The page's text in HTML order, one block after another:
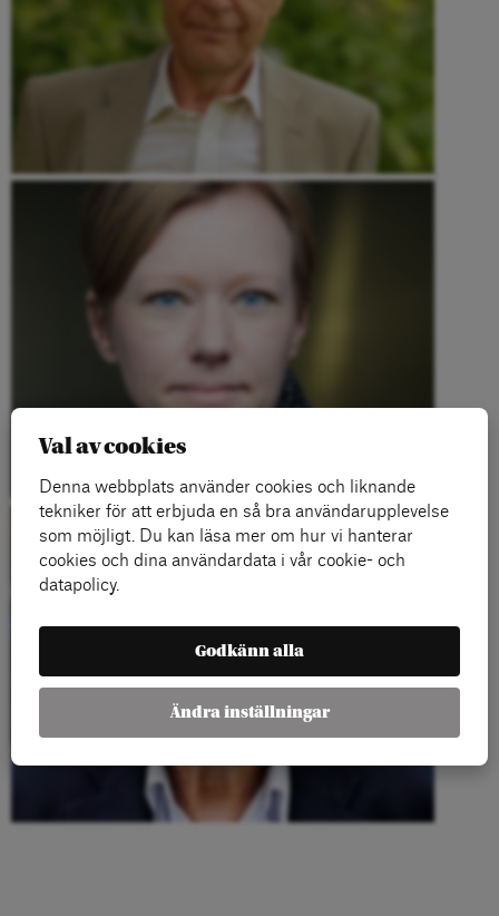
Val av cookies
Denna webbplats använder cookies och liknande
tekniker för att erbjuda en så bra användarupplevelse
som möjligt. Du kan läsa mer om hur vi hanterar
cookies och dina användardata i vår cookie- och
datapolicy.
Godkänn alla
Ändra inställningar